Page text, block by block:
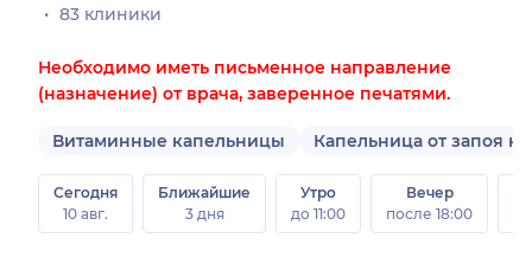
83 клиники
Необходимо иметь письменное направление
(назначение) от врача, заверенное печатями.
Витаминные капельницы Капельница от запоя
Сегодня
10 авг.
Ближайшие
3 дня
Утро
до 11:00
Вечер
после 18:00